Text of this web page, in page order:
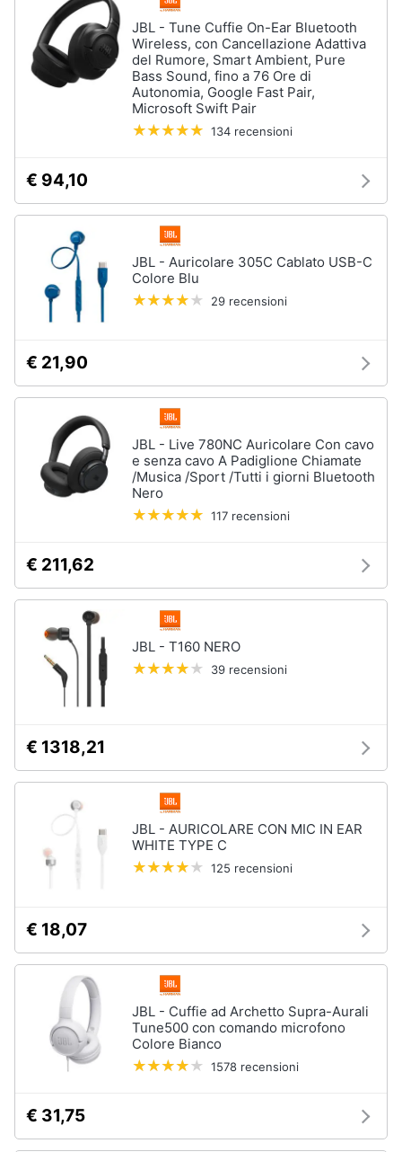
Beauty
Giocattoli
Fotografia
Abbigliamento
Sport
Animali
Motori
Libri,
cd
Festività
e
ricorrenze
Promozioni
Assistenza
clienti
JBL - Tune Cuffie On-Ear Bluetooth
Wireless, con Cancellazione Adattiva
del Rumore, Smart Ambient, Pure
Bass Sound, fino a 76 Ore di
Autonomia, Google Fast Pair,
Microsoft Swift Pair
134 recensioni
€ 94,10
JBL - Auricolare 305C Cablato USB-C
Colore Blu
29 recensioni
€ 21,90
JBL - Live 780NC Auricolare Con cavo
e senza cavo A Padiglione Chiamate
/Musica /Sport /Tutti i giorni Bluetooth
Nero
117 recensioni
€ 211,62
JBL - T160 NERO
39 recensioni
€ 1318,21
JBL - AURICOLARE CON MIC IN EAR
WHITE TYPE C
125 recensioni
€ 18,07
JBL - Cuffie ad Archetto Supra-Aurali
Tune500 con comando microfono
Colore Bianco
1578 recensioni
€ 31,75